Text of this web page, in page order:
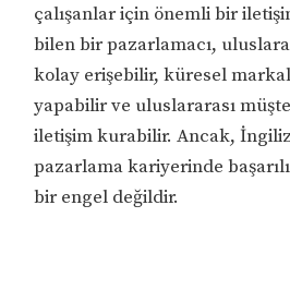
çalışanlar için önemli bir
bilen bir pazarlamacı,
kolay erişebilir, küresel
yapabilir ve uluslararası
iletişim kurabilir. Ancak,
pazarlama kariyerinde
bir engel değildir.